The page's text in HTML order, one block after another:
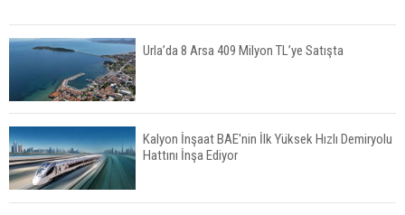
Urla’da 8 Arsa 409 Milyon TL’ye Satışta
Kalyon İnşaat BAE'nin İlk Yüksek Hızlı Demiryolu
Hattını İnşa Ediyor